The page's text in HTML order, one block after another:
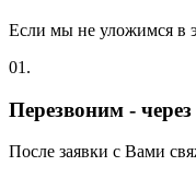
Если мы не уложимся в
01.
Перезвоним -
После заявки с Вами